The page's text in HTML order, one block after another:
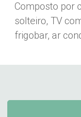
Composto por
solteiro, TV
frigobar, ar